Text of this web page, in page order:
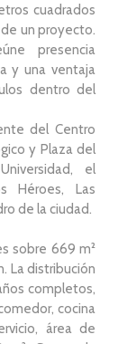
cuadrados
un proyecto.
presencia
y una ventaja
dentro del
del Centro
y Plaza del
el
Héroes, Las
de la ciudad.
sobre 669 m²
La distribución
completos,
cocina
área de